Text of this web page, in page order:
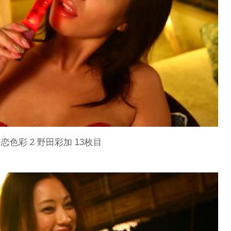
恋色彩 2 野田彩加 13枚目